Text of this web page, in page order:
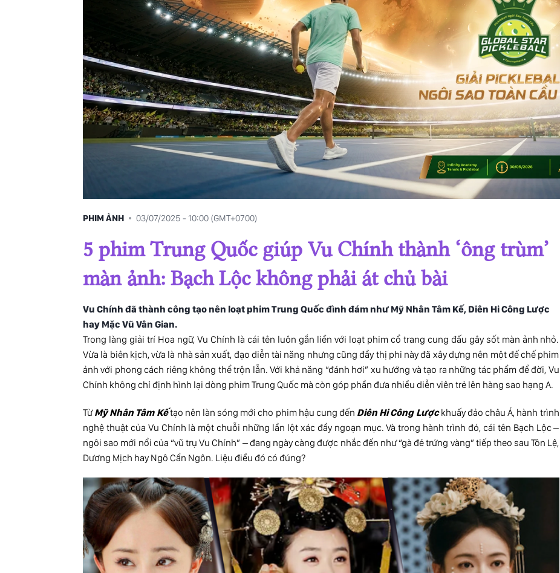
14/06/2025 Giải Pickleball Ngôi sao Toàn cầu lần 4 năm 2025
17/05/2025 Giải Pickleball Ngôi sao Toàn cầu lần 3 năm 2025
26/04/2025 Giải Pickleball Ngôi sao Toàn cầu lần 2 năm 2025
08/03/2025 Giải Pickleball Ngôi sao Toàn cầu lần 1 năm 2025
PHIM ẢNH 03/07/2025 - 10:00 (GMT+0700)
5 phim Trung Quốc giúp Vu Chính thành ‘ông trùm’
màn ảnh: Bạch Lộc không phải át chủ bài
Vu Chính đã thành công tạo nên loạt phim Trung Quốc đình đám như Mỹ Nhân Tâm Kế, Diên Hi Công Lược
hay Mặc Vũ Vân Gian.
Trong làng giải trí Hoa ngữ, Vu Chính là cái tên luôn gắn liền với loạt phim cổ trang cung đấu gây sốt màn ảnh nhỏ.
Vừa là biên kịch, vừa là nhà sản xuất, đạo diễn tài năng nhưng cũng đầy thị phi này đã xây dựng nên một đế chế phim
ảnh với phong cách riêng không thể trộn lẫn. Với khả năng “đánh hơi” xu hướng và tạo ra những tác phẩm để đời, Vu
Chính không chỉ định hình lại dòng phim Trung Quốc mà còn góp phần đưa nhiều diễn viên trẻ lên hàng sao hạng A.
TừMỹ Nhân Tâm Kếtạo nên làn sóng mới cho phim hậu cung đến Diên Hi Công Lượckhuấy đảo châu Á, hành trình
nghệ thuật của Vu Chính là một chuỗi những lần lột xác đầy ngoạn mục. Và trong hành trình đó, cái tên Bạch Lộc –
ngôi sao mới nổi của “vũ trụ Vu Chính” – đang ngày càng được nhắc đến như “gà đẻ trứng vàng” tiếp theo sau Tôn Lệ,
Dương Mịch hay Ngô Cẩn Ngôn. Liệu điều đó có đúng?